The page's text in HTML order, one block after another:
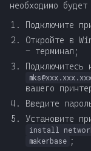
необходимо
Подключите
Откройте в
- терминал;
вашего
Введите
Установите
install
makerbase ;